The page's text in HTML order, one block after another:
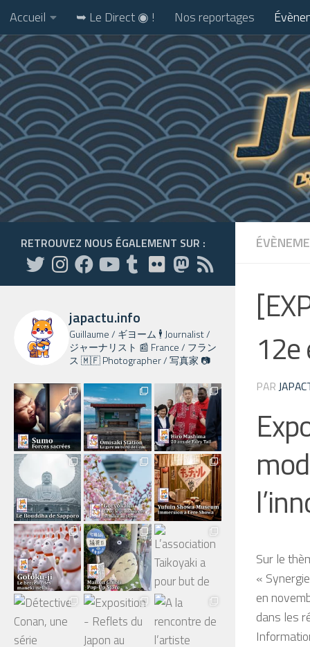
Skip to content
Accueil ➥ Le Direct ◉ ! Nos reportages
PAR
Sur le
«
en
dans les
RETROUVEZ NOUS ÉGALEMENT SUR :
japactu.info
Guillaume / ギヨーム 🕴️ Journalist /
ジャーナリスト 📰 France / フラン
ス 🇲🇫 Photographer / 写真家 📷